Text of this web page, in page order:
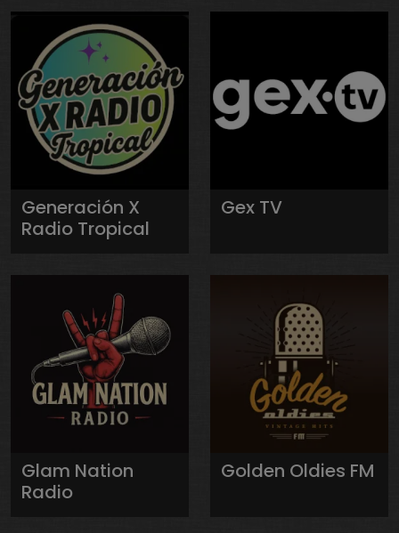
Generación X
Radio Tropical
Gex TV
Glam Nation
Radio
Golden Oldies FM